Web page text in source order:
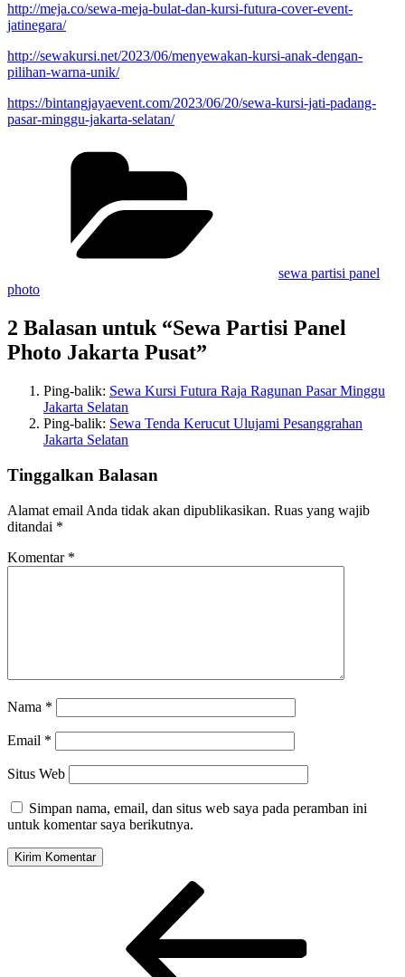
http://meja.co/sewa-meja-bulat-dan-kursi-futura-cover-event-
jatinegara/
http://sewakursi.net/2023/06/menyewakan-kursi-anak-dengan-
pilihan-warna-unik/
https://bintangjayaevent.com/2023/06/20/sewa-kursi-jati-padang-
pasar-minggu-jakarta-selatan/
sewa partisi panel
photo
2 Balasan untuk “Sewa Partisi Panel
Photo Jakarta Pusat”
Ping-balik: Sewa Kursi Futura Raja Ragunan Pasar Minggu
Jakarta Selatan
Ping-balik: Sewa Tenda Kerucut Ulujami Pesanggrahan
Jakarta Selatan
Tinggalkan Balasan
Alamat email Anda tidak akan dipublikasikan. Ruas yang wajib
ditandai *
Komentar *
Nama *
Email *
Situs Web
Simpan nama, email, dan situs web saya pada peramban ini
untuk komentar saya berikutnya.